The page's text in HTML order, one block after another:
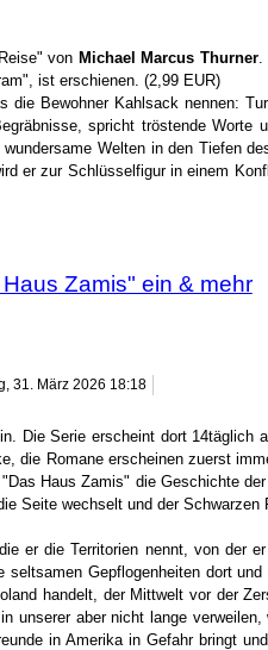
von Michael Marcus Thurner.
ist erschienen. (2,99 EUR)
die Bewohner Kahlsack nennen:
spricht tröstende Worte
Welten in den Tiefen
er zur Schlüsselfigur in einem
Zamis" ein & mehr
31. März 2026 18:18
Die Serie erscheint dort 14täglich
die Romane erscheinen zuerst
Haus Zamis" die Geschichte
Seite wechselt und der Schwarzen
er die Territorien nennt, von der
Gepflogenheiten dort
handelt, der Mittwelt vor der
unserer aber nicht lange
in Amerika in Gefahr bringt